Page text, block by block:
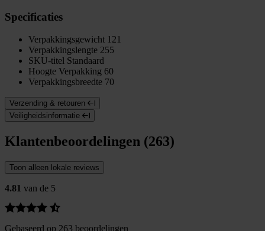
Specificaties
Verpakkingsgewicht 121
Verpakkingslengte 255
SKU-titel Standaard
Hoogte Verpakking 60
Verpakkingsbreedte 70
Verzending & retouren
Veiligheidsinformatie
Klantenbeoordelingen (263)
Toon alleen lokale reviews
4.81 van de 5
Gebaseerd op 263 beoordelingen